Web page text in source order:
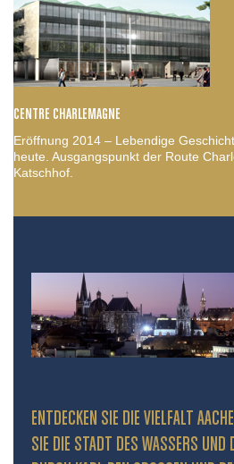
CENTRE CHARLEMAGNE
Eröffnung 2014 – Lebendige
heute. Ausgangspunkt der Route
Katschhof.
ENTDECKEN SIE DIE VIELFALT
IE DIE STADT DES WASSERS UND